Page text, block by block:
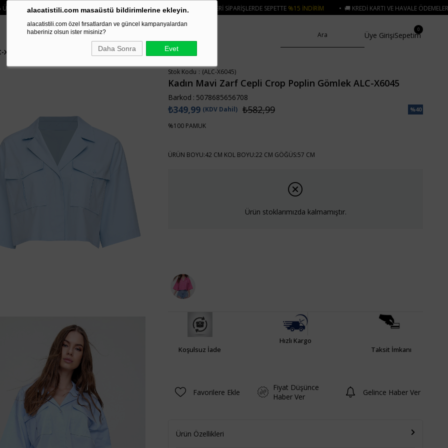
alacatistili.com masaüstü bildirimlerine ekleyin.
alacatistili.com özel fırsatlardan ve güncel kampanyalardan
haberiniz olsun ister misiniz?
Daha Sonra Evet
• 🛍️ YENI SEZON ÜRÜNLERINDE 2 ÜRÜN VE ÜZERI SIPARIŞLERDE SEPETTE %15 İNDIRIM • 🚚 KREDI KARTI VE HAVALE ÖDEMELERINIZDE 750₺ ÜZERI KARGO
Üye GirişiSepetim
0
Stok Kodu (ALC-X6045)
Kadın Mavi Zarf Cepli Crop Poplin Gömlek ALC-X6045
Barkod : 5078685656708
%40
₺582,99
₺349,99 (KDV Dahil)
%100 PAMUK
ÜRÜN BOYU:42 CM KOL BOYU:22 CM GÖĞÜS:57 CM
Ürün stoklarımızda kalmamıştır.
Koşulsuz İade
Hızlı Kargo
Taksit İmkanı
Favorilere Ekle
Fiyat Düşünce
Haber Ver
Gelince Haber Ver
Ürün Özellikleri